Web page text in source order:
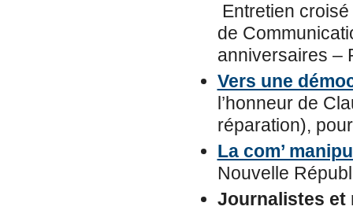
Entretien
de
anniversaires –
Vers une
l’honneur de
réparation),
La com’
Nouvelle
Journalistes et